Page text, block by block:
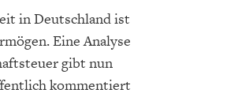
STATUS QUO DER
DEUTSCHEN VWL
OUTPUT GAP
in Deutschland ist
Eine Analyse
gibt nun
kommentiert